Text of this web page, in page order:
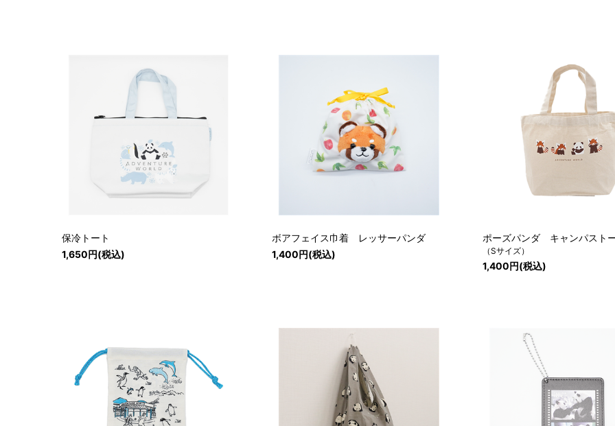
保冷トート
1,650円(税込)
ボアフェイス巾着 レッサーパンダ
1,400円(税込)
ポーズパンダ キャンパスト
（Sサイズ）
1,400円(税込)